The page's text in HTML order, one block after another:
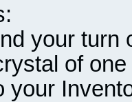
your turn
of
your